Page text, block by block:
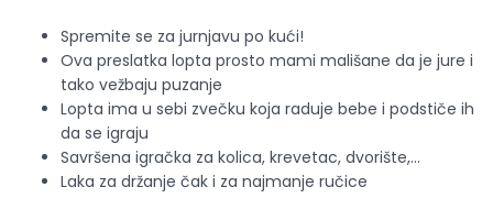
Spremite se za jurnjavu po kući!
Ova preslatka lopta prosto mami mališane da je jure i
tako vežbaju puzanje
Lopta ima u sebi zvečku koja raduje bebe i podstiče ih
da se igraju
Savršena igračka za kolica, krevetac, dvorište,...
Laka za držanje čak i za najmanje ručice